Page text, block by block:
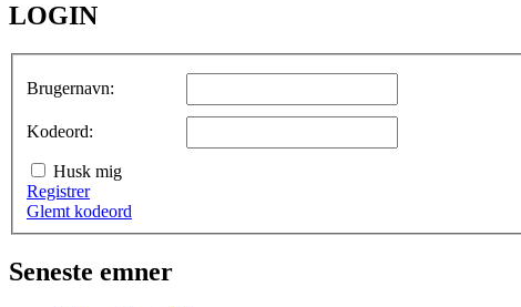
LOGIN
Brugernavn:
Kodeord:
Husk mig
Registrer
Glemt kodeord
Seneste emner